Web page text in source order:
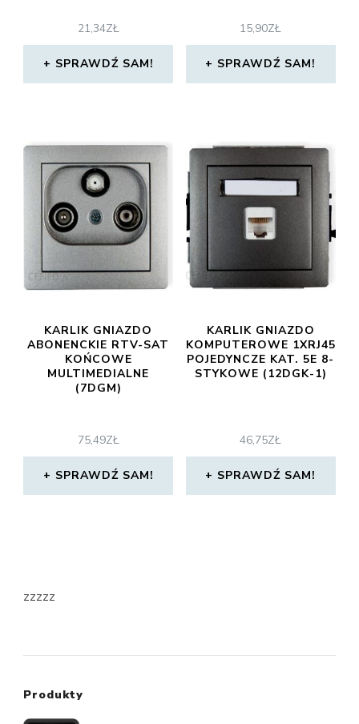
21,34ZŁ
SPRAWDŹ SAM!
15,90ZŁ
SPRAWDŹ SAM!
KARLIK GNIAZDO
ABONENCKIE RTV-SAT
KOŃCOWE
MULTIMEDIALNE
(7DGM)
75,49ZŁ
SPRAWDŹ SAM!
KARLIK GNIAZDO
KOMPUTEROWE 1XRJ45
POJEDYNCZE KAT. 5E 8-
STYKOWE (12DGK-1)
46,75ZŁ
SPRAWDŹ SAM!
zzzzz
Produkty